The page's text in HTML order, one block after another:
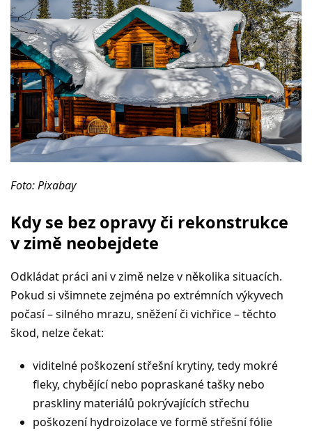
Foto: Pixabay
Kdy se bez opravy či rekonstrukce
v zimě neobejdete
Odkládat práci ani v zimě nelze v několika situacích.
Pokud si všimnete zejména po extrémních výkyvech
počasí – silného mrazu, sněžení či vichřice – těchto
škod, nelze čekat:
viditelné poškození střešní krytiny, tedy mokré
fleky, chybějící nebo popraskané tašky nebo
praskliny materiálů pokrývajících střechu
poškození hydroizolace ve formě střešní fólie